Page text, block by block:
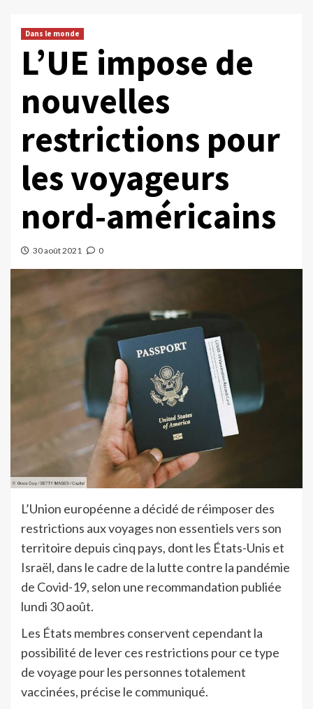
Dans le monde
L’UE impose de
nouvelles
restrictions pour
les voyageurs
nord-américains
30 août 2021 0
L’Union européenne a décidé de réimposer des
restrictions aux voyages non essentiels vers son
territoire depuis cinq pays, dont les États-Unis et
Israël, dans le cadre de la lutte contre la pandémie
de Covid-19, selon une recommandation publiée
lundi 30 août.
Les États membres conservent cependant la
possibilité de lever ces restrictions pour ce type
de voyage pour les personnes totalement
vaccinées, précise le communiqué.